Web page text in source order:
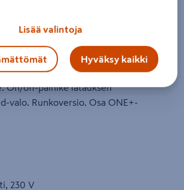
W:n 18 V ONE+ -invertteri, jossa kaksi
V:n vaihtovirtaulostulo
On/off-painike latauksen
valo. Runkoversio. Osa ONE+-
230 V
Lisää valintoja
Hyväksy kaikki